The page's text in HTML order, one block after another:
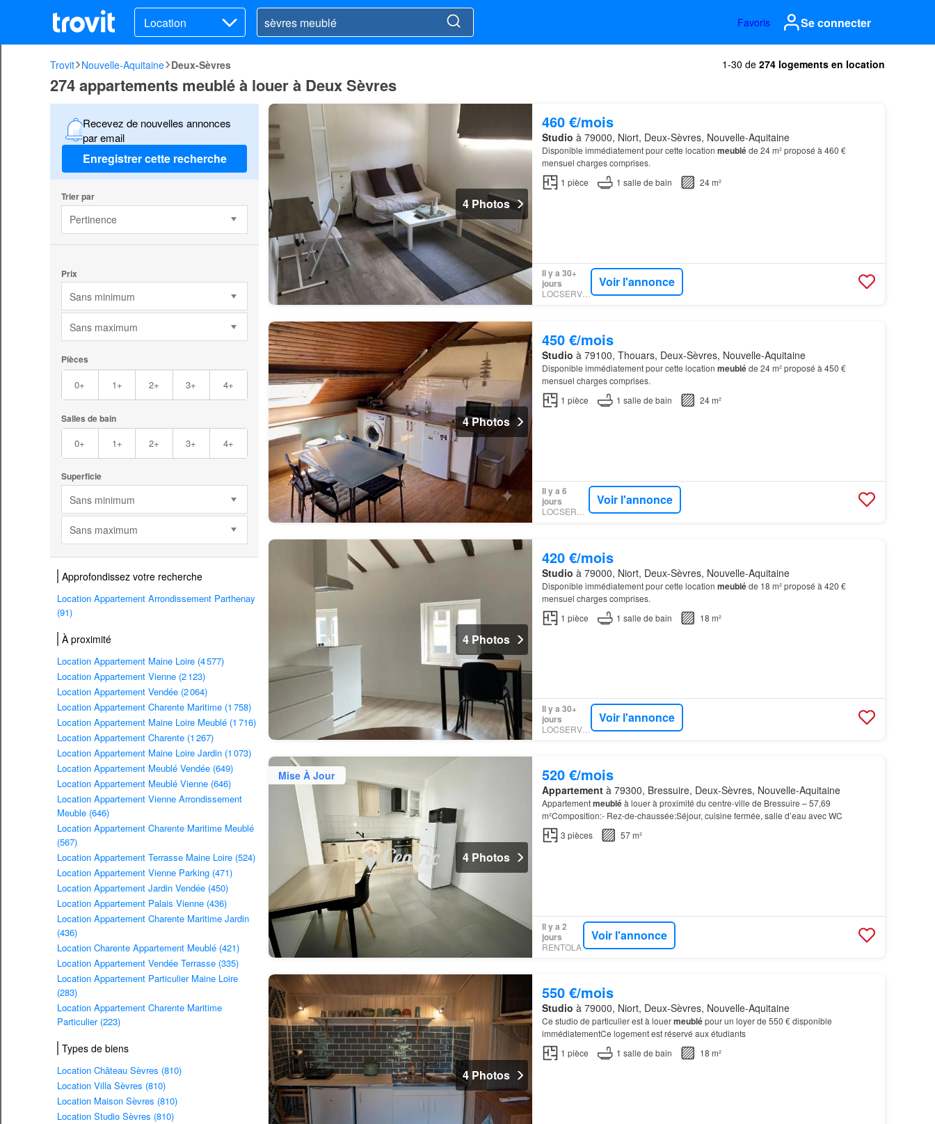
Location Favoris Se connecter
Trovit Nouvelle-Aquitaine Deux-Sèvres 1-30 de 274 logements en location
274 appartements meublé à louer à Deux Sèvres
Recevez de nouvelles annonces
par email
Enregistrer cette recherche
Trier par
Pertinence
Prix
Sans minimum
Sans maximum
Pièces
0+ 1+ 2+ 3+ 4+
Salles de bain
0+ 1+ 2+ 3+ 4+
Superficie
Sans minimum
Sans maximum
Approfondissez votre recherche
Location Appartement Arrondissement Parthenay
(91)
À proximité
Location Appartement Maine Loire (4 577)
Location Appartement Vienne (2 123)
Location Appartement Vendée (2 064)
Location Appartement Charente Maritime (1 758)
Location Appartement Maine Loire Meublé (1 716)
Location Appartement Charente (1 267)
Location Appartement Maine Loire Jardin (1 073)
Location Appartement Meublé Vendée (649)
Location Appartement Meublé Vienne (646)
Location Appartement Vienne Arrondissement
Meuble (646)
Location Appartement Charente Maritime Meublé
(567)
Location Appartement Terrasse Maine Loire (524)
Location Appartement Vienne Parking (471)
Location Appartement Jardin Vendée (450)
Location Appartement Palais Vienne (436)
Location Appartement Charente Maritime Jardin
(436)
Location Charente Appartement Meublé (421)
Location Appartement Vendée Terrasse (335)
Location Appartement Particulier Maine Loire
(283)
Location Appartement Charente Maritime
Particulier (223)
Types de biens
Location Château Sèvres (810)
Location Villa Sèvres (810)
Location Maison Sèvres (810)
Location Studio Sèvres (810)
4 Photos
460 €/mois
Studio à 79000, Niort, Deux-Sèvres, Nouvelle-Aquitaine
Disponible immédiatement pour cette location meubléde 24 m² proposé à 460 €
mensuel charges comprises.
1 pièce 1 salle de bain 24 m²
Il y a 30+
jours
LOCSERVICE
Voir l'annonce
4 Photos
450 €/mois
Studio à 79100, Thouars, Deux-Sèvres, Nouvelle-Aquitaine
Disponible immédiatement pour cette location meubléde 24 m² proposé à 450 €
mensuel charges comprises.
1 pièce 1 salle de bain 24 m²
Il y a 6
jours
LOCSERVICE
Voir l'annonce
4 Photos
420 €/mois
Studio à 79000, Niort, Deux-Sèvres, Nouvelle-Aquitaine
Disponible immédiatement pour cette location meubléde 18 m² proposé à 420 €
mensuel charges comprises.
1 pièce 1 salle de bain 18 m²
Il y a 30+
jours
LOCSERVICE
Voir l'annonce
Mise À Jour
4 Photos
520 €/mois
Appartementà 79300, Bressuire, Deux-Sèvres, Nouvelle-Aquitaine
Appartementmeubléà louer à proximité du centre-ville de Bressuire – 57,69
m²Composition:- Rez-de-chaussée:Séjour, cuisine fermée, salle d’eau avec WC
3 pièces 57 m²
Il y a 2
jours
RENTOLA
Voir l'annonce
4 Photos
550 €/mois
Studio à 79000, Niort, Deux-Sèvres, Nouvelle-Aquitaine
Ce studio de particulier est à louermeublépour un loyer de 550 € disponible
immédiatementCe logement est réservé aux étudiants
1 pièce 1 salle de bain 18 m²